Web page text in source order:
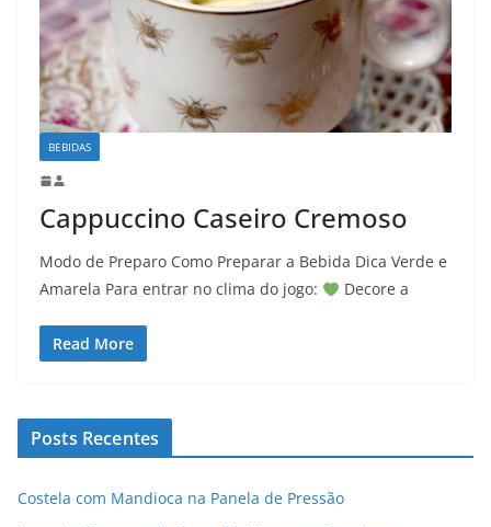
BEBIDAS
Cappuccino Caseiro Cremoso
Modo de Preparo Como Preparar a Bebida Dica Verde e
Amarela Para entrar no clima do jogo:
Decore a
Read More
Posts Recentes
Costela com Mandioca na Panela de Pressão